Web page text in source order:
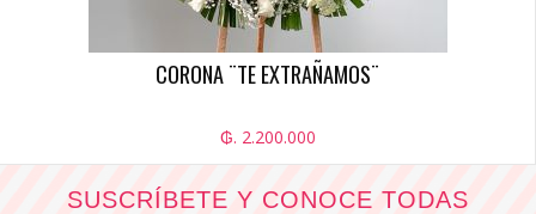
CORONA ¨TE EXTRAÑAMOS¨
₲. 2.200.000
SUSCRÍBETE Y CONOCE TODAS